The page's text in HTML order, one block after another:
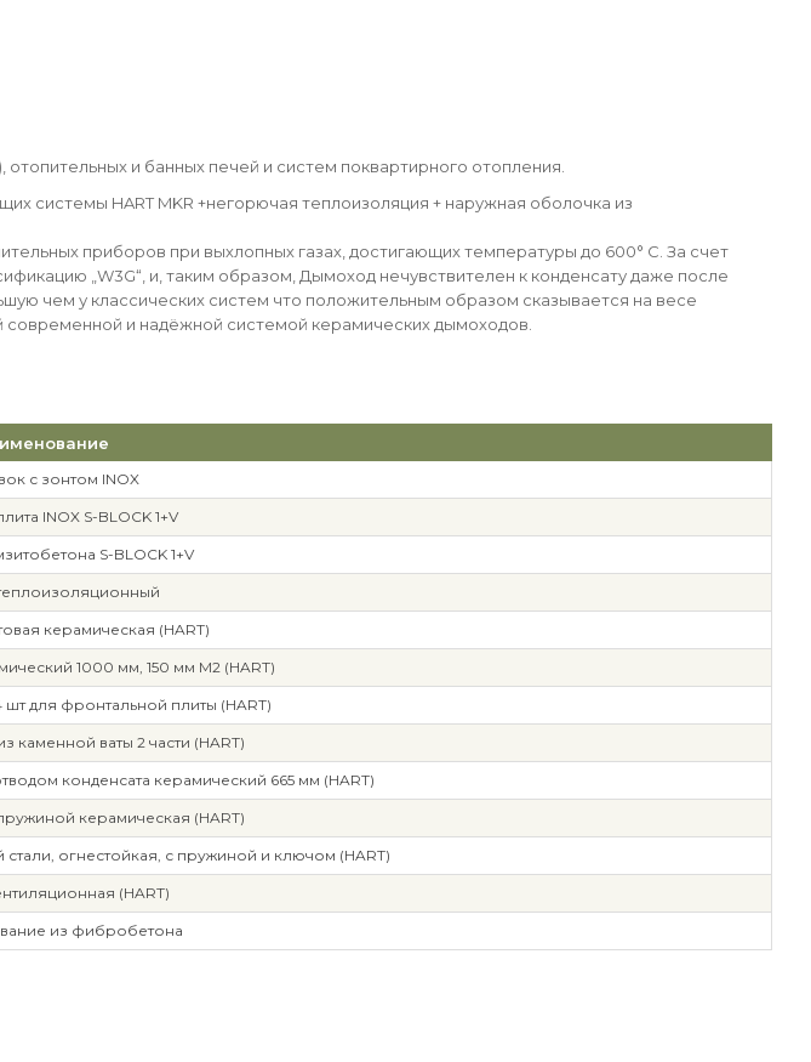
и банных печей и систем поквартирного отопления.
системы HART MKR +негорючая теплоизоляция + наружная оболочка из
приборов при выхлопных газах, достигающих температуры до 600° C. За счет
„W3G“, и, таким образом, Дымоход нечувствителен к конденсату даже после
чем у классических систем что положительным образом сказывается на весе
современной и надёжной системой керамических дымоходов.
с зонтом INOX
INOX S-BLOCK 1+V
S-BLOCK 1+V
керамическая (HART)
1000 мм, 150 мм М2 (HART)
для фронтальной плиты (HART)
каменной ваты 2 части (HART)
конденсата керамический 665 мм (HART)
керамическая (HART)
огнестойкая, с пружиной и ключом (HART)
(HART)
из фибробетона